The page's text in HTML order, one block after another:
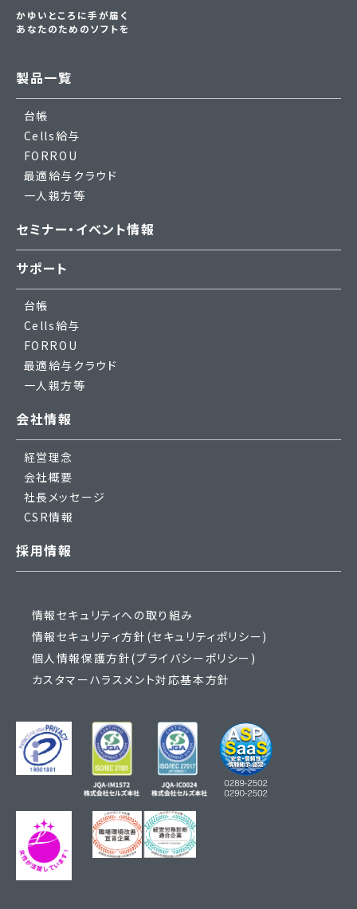
かゆいところに手が届く
あなたのためのソフトを
製品一覧
台帳
Cells給与
FORROU
最適給与クラウド
一人親方等
セミナー・イベント情報
サポート
台帳
Cells給与
FORROU
最適給与クラウド
一人親方等
会社情報
経営理念
会社概要
社長メッセージ
CSR情報
採用情報
情報セキュリティへの取り組み
情報セキュリティ方針(セキュリティポリシー)
個人情報保護方針(プライバシーポリシー)
カスタマーハラスメント対応基本方針